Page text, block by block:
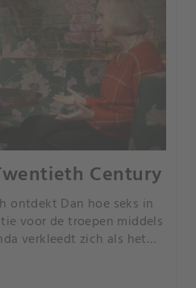
Century
ontdekt Dan hoe seks in
voor de troepen middels
verkleedt zich als het
als Elvis Presley.